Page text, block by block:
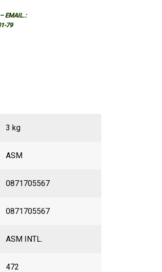
EMAIL.:
79
3 kg
ASM
0871705567
0871705567
ASM INTL.
472